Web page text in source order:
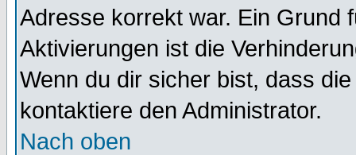
Adresse korrekt war. Ein Grund
Aktivierungen ist die
Wenn du dir sicher bist, dass
kontaktiere den Administrator.
Nach oben